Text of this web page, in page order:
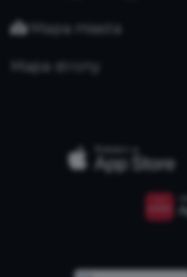
Mapa miasta
Mapa strony